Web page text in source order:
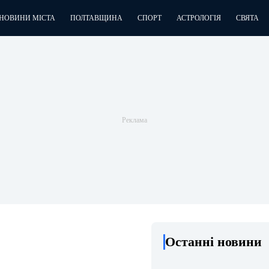
МІСТА ПОЛТАВЩИНА СПОРТ АСТРОЛОГІЯ СВЯТА
Останні новини